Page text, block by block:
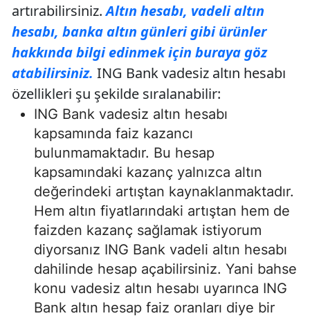
artırabilirsiniz.Altın hesabı, vadeli altın
hesabı, banka altın günleri gibi ürünler
hakkında bilgi edinmek için buraya göz
atabilirsiniz. ING Bank vadesiz altın hesabı
özellikleri şu şekilde sıralanabilir:
ING Bank vadesiz altın hesabı
kapsamında faiz kazancı
bulunmamaktadır. Bu hesap
kapsamındaki kazanç yalnızca altın
değerindeki artıştan kaynaklanmaktadır.
Hem altın fiyatlarındaki artıştan hem de
faizden kazanç sağlamak istiyorum
diyorsanız ING Bank vadeli altın hesabı
dahilinde hesap açabilirsiniz. Yani bahse
konu vadesiz altın hesabı uyarınca ING
Bank altın hesap faiz oranları diye bir